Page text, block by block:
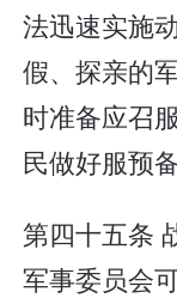
法迅速实施
假、探亲的
时准备应召
民做好服预
第四十五条
军事委员会